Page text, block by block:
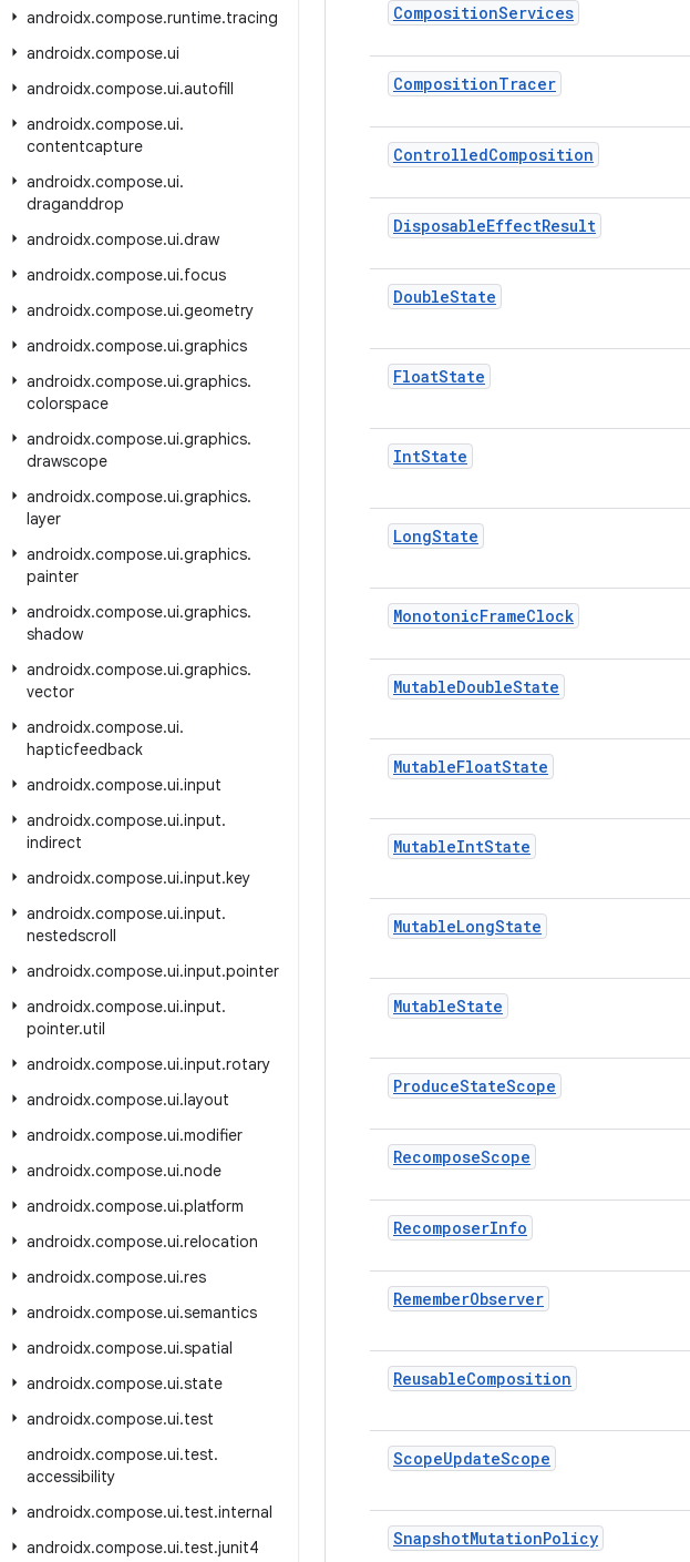
androidx.compose.runtime.tracing
androidx.compose.ui
androidx.compose.ui.autofill
androidx.compose.ui.
contentcapture
androidx.compose.ui.
draganddrop
androidx.compose.ui.draw
androidx.compose.ui.focus
androidx.compose.ui.geometry
androidx.compose.ui.graphics
androidx.compose.ui.graphics.
colorspace
androidx.compose.ui.graphics.
drawscope
androidx.compose.ui.graphics.
layer
androidx.compose.ui.graphics.
painter
androidx.compose.ui.graphics.
shadow
androidx.compose.ui.graphics.
vector
androidx.compose.ui.
hapticfeedback
androidx.compose.ui.input
androidx.compose.ui.input.
indirect
androidx.compose.ui.input.key
androidx.compose.ui.input.
nestedscroll
androidx.compose.ui.input.pointer
androidx.compose.ui.input.
pointer.util
androidx.compose.ui.input.rotary
androidx.compose.ui.layout
androidx.compose.ui.modifier
androidx.compose.ui.node
androidx.compose.ui.platform
androidx.compose.ui.relocation
androidx.compose.ui.res
androidx.compose.ui.semantics
androidx.compose.ui.spatial
androidx.compose.ui.state
androidx.compose.ui.test
androidx.compose.ui.test.
accessibility
androidx.compose.ui.test.internal
androidx.compose.ui.test.junit4
CompositionServices
CompositionTracer
ControlledComposition
DisposableEffectResult
DoubleState
FloatState
IntState
LongState
MonotonicFrameClock
MutableDoubleState
MutableFloatState
MutableIntState
MutableLongState
MutableState
ProduceStateScope
RecomposeScope
RecomposerInfo
RememberObserver
ReusableComposition
ScopeUpdateScope
SnapshotMutationPolicy